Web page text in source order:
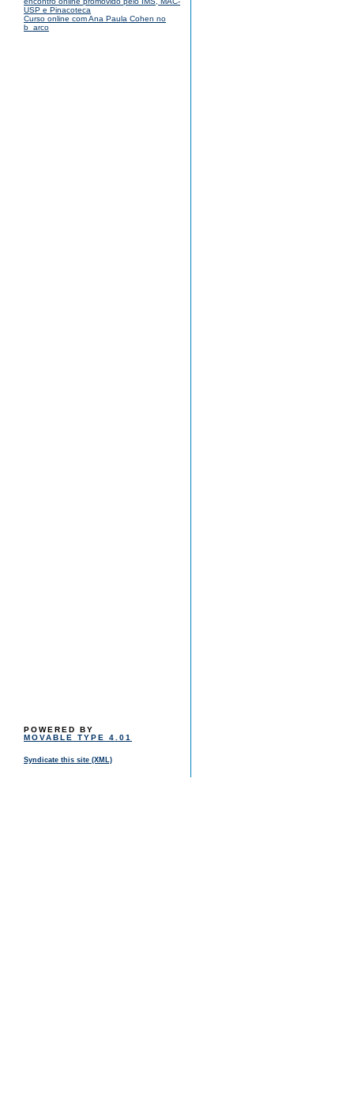
USP e Pinacoteca
Curso online com Ana Paula Cohen no
b_arco
POWERED BY
MOVABLE TYPE 4.01
Syndicate this site (XML)